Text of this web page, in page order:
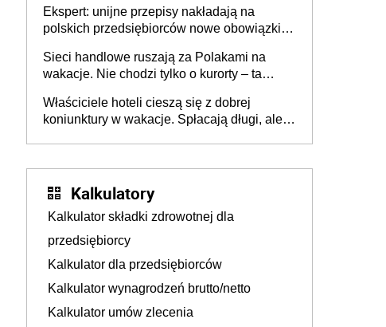
Ekspert: unijne przepisy nakładają na
polskich przedsiębiorców nowe obowiązki w
Sieci handlowe ruszają za Polakami na
wakacje. Nie chodzi tylko o kurorty – ta
tam, gdzie wielu spędzi urlop po cichu
Właściciele hoteli cieszą się z dobrej
koniunktury w wakacje. Spłacają długi, ale
Kalkulatory
Kalkulator składki zdrowotnej dla
przedsiębiorcy
Kalkulator dla przedsiębiorców
Kalkulator wynagrodzeń brutto/netto
Kalkulator umów zlecenia